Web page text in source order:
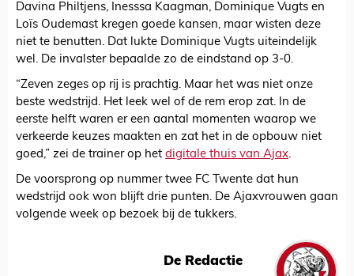
Davina Philtjens, Inesssa Kaagman, Dominique Vugts en
Loïs Oudemast kregen goede kansen, maar wisten deze
niet te benutten. Dat lukte Dominique Vugts uiteindelijk
wel. De invalster bepaalde zo de eindstand op 3-0.
“Zeven zeges op rij is prachtig. Maar het was niet onze
beste wedstrijd. Het leek wel of de rem erop zat. In de
eerste helft waren er een aantal momenten waarop we
verkeerde keuzes maakten en zat het in de opbouw niet
goed,” zei de trainer op het digitale thuis van Ajax.
De voorsprong op nummer twee FC Twente dat hun
wedstrijd ook won blijft drie punten. De Ajaxvrouwen gaan
volgende week op bezoek bij de tukkers.
De Redactie